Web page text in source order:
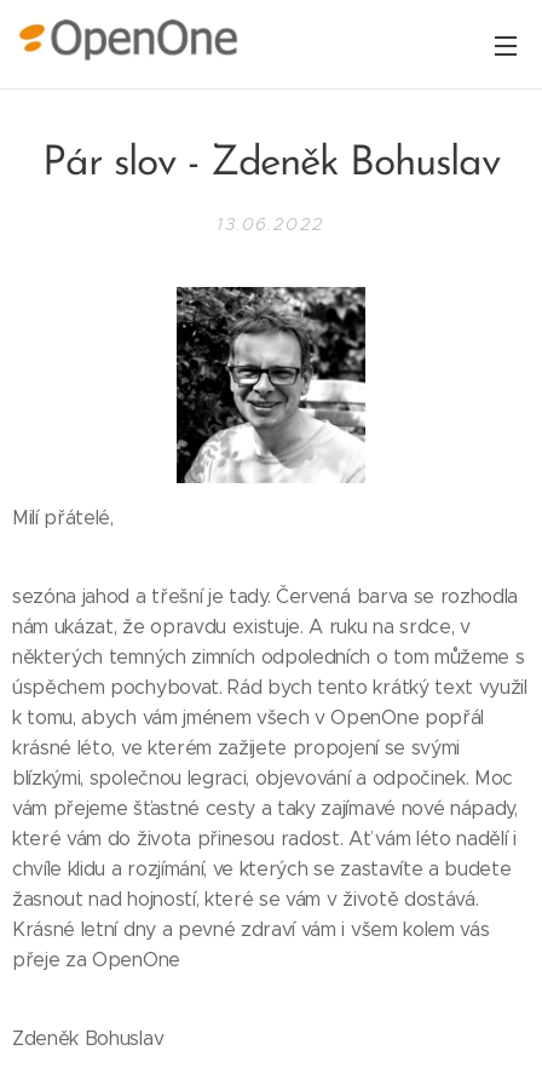
Pár slov - Zdeněk Bohuslav
13.06.2022
Milí přátelé,
sezóna jahod a třešní je tady. Červená barva se rozhodla
nám ukázat, že opravdu existuje. A ruku na srdce, v
některých temných zimních odpoledních o tom můžeme s
úspěchem pochybovat. Rád bych tento krátký text využil
k tomu, abych vám jménem všech v OpenOne popřál
krásné léto, ve kterém zažijete propojení se svými
blízkými, společnou legraci, objevování a odpočinek. Moc
vám přejeme šťastné cesty a taky zajímavé nové nápady,
které vám do života přinesou radost. Ať vám léto nadělí i
chvíle klidu a rozjímání, ve kterých se zastavíte a budete
žasnout nad hojností, které se vám v životě dostává.
Krásné letní dny a pevné zdraví vám i všem kolem vás
přeje za OpenOne
Zdeněk Bohuslav